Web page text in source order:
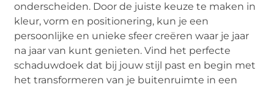
onderscheiden. Door de juiste keuze te maken in
kleur, vorm en positionering, kun je een
persoonlijke en unieke sfeer creëren waar je jaar
na jaar van kunt genieten. Vind het perfecte
schaduwdoek dat bij jouw stijl past en begin met
het transformeren van je buitenruimte in een